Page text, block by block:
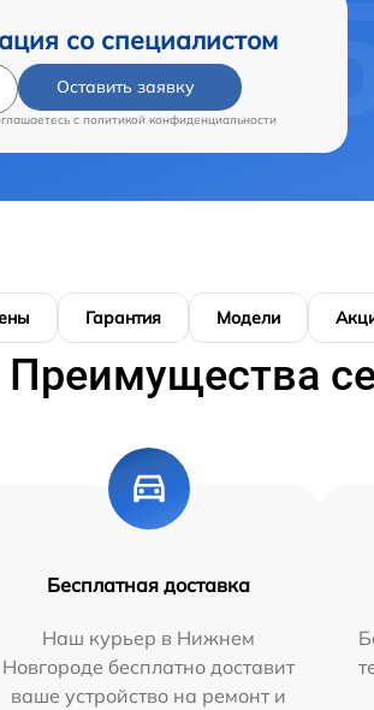
со специалистом
Оставить заявку
c политикой конфиденциальности
Гарантия Модели
Преимущества
Бесплатная доставка
Наш курьер в Нижнем
Новгороде бесплатно доставит
ваше устройство на ремонт и